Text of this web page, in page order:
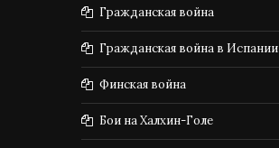
Гражданская война
Гражданская война в Испании
Финская война
Бои на Халхин-Голе